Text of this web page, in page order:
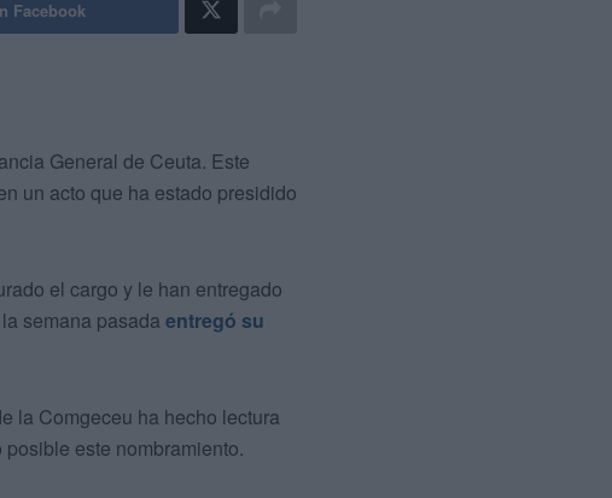
Facebook
General de Ceuta. Este
un acto que ha estado presidido
el cargo y le han entregado
semana pasada entregó su
la Comgeceu ha hecho lectura
este nombramiento.